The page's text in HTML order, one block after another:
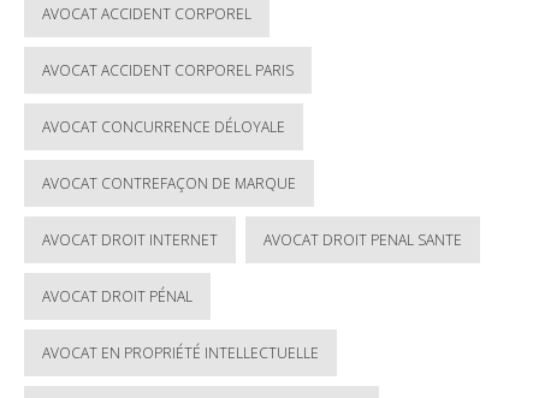
AVOCAT ACCIDENT CORPOREL
AVOCAT ACCIDENT CORPOREL PARIS
AVOCAT CONCURRENCE DÉLOYALE
AVOCAT CONTREFAÇON DE MARQUE
AVOCAT DROIT INTERNET AVOCAT DROIT PENAL SANTE
AVOCAT DROIT PÉNAL
AVOCAT EN PROPRIÉTÉ INTELLECTUELLE